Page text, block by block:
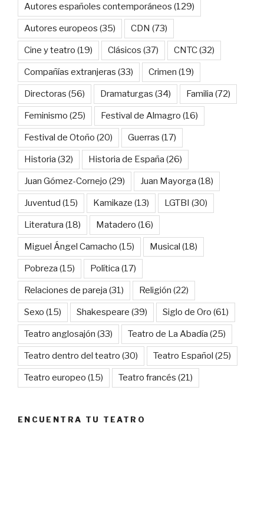
Autores españoles contemporáneos (129)
Autores europeos (35) CDN (73)
Cine y teatro (19) Clásicos (37) CNTC(32)
Compañías extranjeras (33) Crimen (19)
Directoras (56) Dramaturgas (34) Familia (72)
Feminismo (25) Festival de Almagro (16)
Festival de Otoño (20) Guerras (17)
Historia (32) Historia de España (26)
Juan Gómez-Cornejo (29) Juan Mayorga (18)
Juventud (15) Kamikaze (13) LGTBI (30)
Literatura (18) Matadero (16)
Miguel Ángel Camacho (15) Musical (18)
Pobreza (15) Política (17)
Relaciones de pareja (31) Religión (22)
Sexo (15) Shakespeare (39) Siglo de Oro (61)
Teatro anglosajón (33) Teatro de La Abadía (25)
Teatro dentro del teatro (30) Teatro Español (25)
Teatro europeo (15) Teatro francés (21)
ENCUENTRA TU TEATRO